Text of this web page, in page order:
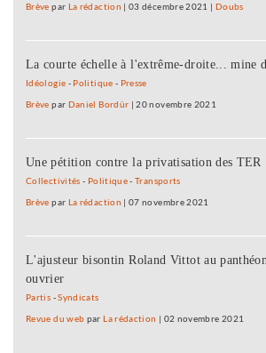
Brève par La rédaction |03 décembre 2021 | Doubs
La courte échelle à l'extrême-droite... mine
Idéologie - Politique - Presse
Brève par Daniel Bordür |20 novembre 2021
Une pétition contre la privatisation des TER
Collectivités - Politique-Transports
Brève par La rédaction |07 novembre 2021
L'ajusteur bisontin Roland Vittot au
ouvrier
Partis -Syndicats
Revue du web parLa rédaction | 02 novembre 2021